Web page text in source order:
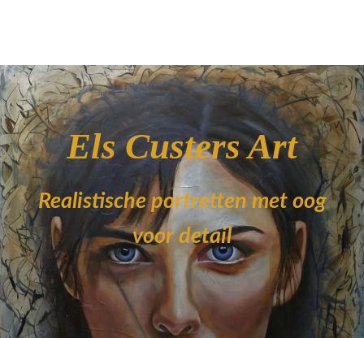
Els Custers Art
Realistische portretten met oog
voor detail